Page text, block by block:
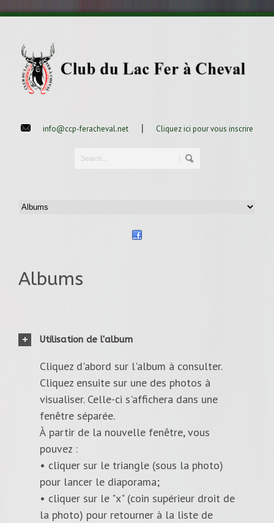
info@ccp-feracheval.net | Cliquez ici pour vous inscrire
Albums
Utilisation de l'album
Cliquez d'abord sur l'album à consulter.
Cliquez ensuite sur une des photos à
visualiser. Celle-ci s'affichera dans une
fenêtre séparée.
À partir de la nouvelle fenêtre, vous
pouvez :
• cliquer sur le triangle (sous la photo)
pour lancer le diaporama;
• cliquer sur le "x" (coin supérieur droit de
la photo) pour retourner à la liste de